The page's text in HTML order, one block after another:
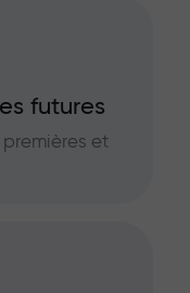
futures
premières et